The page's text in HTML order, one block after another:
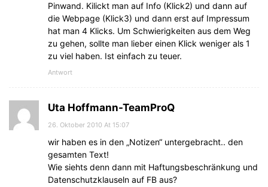
Pinwand. Kilickt man auf Info (Klick2) und dann auf
die Webpage (Klick3) und dann erst auf Impressum
hat man 4 Klicks. Um Schwierigkeiten aus dem Weg
zu gehen, sollte man lieber einen Klick weniger als 1
zu viel haben. Ist einfach zu teuer.
Antwort
Uta Hoffmann-TeamProQ
26. Oktober 2010 At 15:07
wir haben es in den „Notizen“ untergebracht.. den
gesamten Text!
Wie siehts denn dann mit Haftungsbeschränkung und
Datenschutzklauseln auf FB aus?